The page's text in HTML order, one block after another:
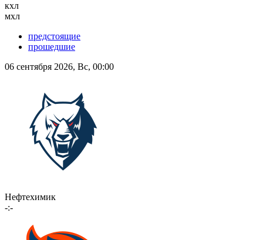
кхл
мхл
предстоящие
прошедшие
06 сентября 2026, Вс, 00:00
Нефтехимик
-:-